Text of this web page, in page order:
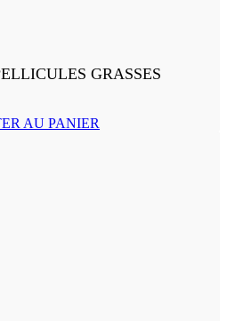
GRASSES
AU PANIER